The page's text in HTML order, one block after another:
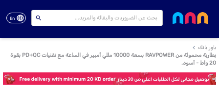
En
باور بانك
بطارية محمولة من RAVPOWER بسعة 10000 مللي أمبير في الساعة مع تقنيات PD+QC بقوة
20 واط - أسود.